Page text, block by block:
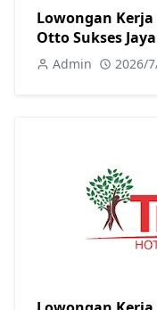
Lowongan
Otto Sukses
Admin 2026/